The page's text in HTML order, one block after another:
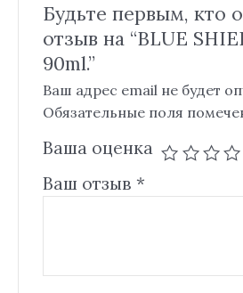
Будьте первым, кто
отзыв на “BLUE
90ml.”
Ваш адрес email не будет
Обязательные поля
Ваша оценка
Ваш отзыв *